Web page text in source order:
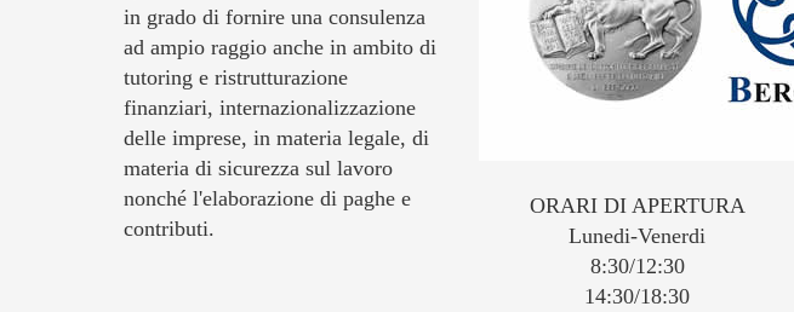
in grado di fornire una consulenza
ad ampio raggio anche in ambito di
tutoring e ristrutturazione
finanziari, internazionalizzazione
delle imprese, in materia legale, di
materia di sicurezza sul lavoro
nonché l'elaborazione di paghe e
contributi.
ORARI DI APERTURA
Lunedi-Venerdi
8:30/12:30
14:30/18:30